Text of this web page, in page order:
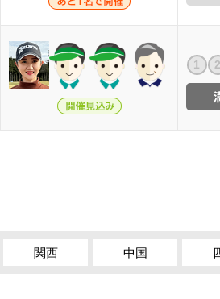
1 2
関西 中国